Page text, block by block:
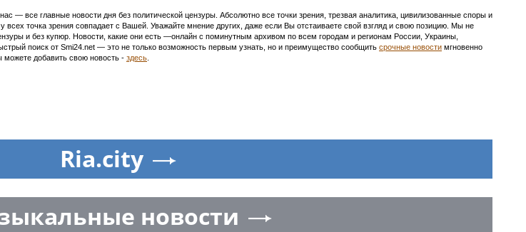
— все главные новости дня без политической цензуры. Абсолютно все точки зрения, трезвая аналитика, цивилизованные споры и
точка зрения совпадает с Вашей. Уважайте мнение других, даже если Вы отстаиваете свой взгляд и свою позицию. Мы не
и без купюр. Новости, какие они есть —онлайн с поминутным архивом по всем городам и регионам России, Украины,
поиск от Smi24.net — это не только возможность первым узнать, но и преимущество сообщить срочные новости мгновенно
добавить свою новость - здесь
Ria.city
новости